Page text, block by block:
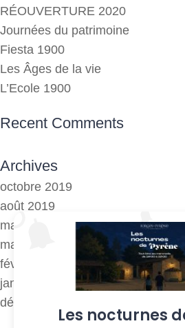
RÉOUVERTURE 2020
Journées du patrimoine
Fiesta 1900
Les Âges de la vie
L’Ecole 1900
Recent Comments
Archives
octobre 2019
août 2019
mai 2019
mars 2018
février 2018
janvier 2017
décembre 2016
Les nocturnes